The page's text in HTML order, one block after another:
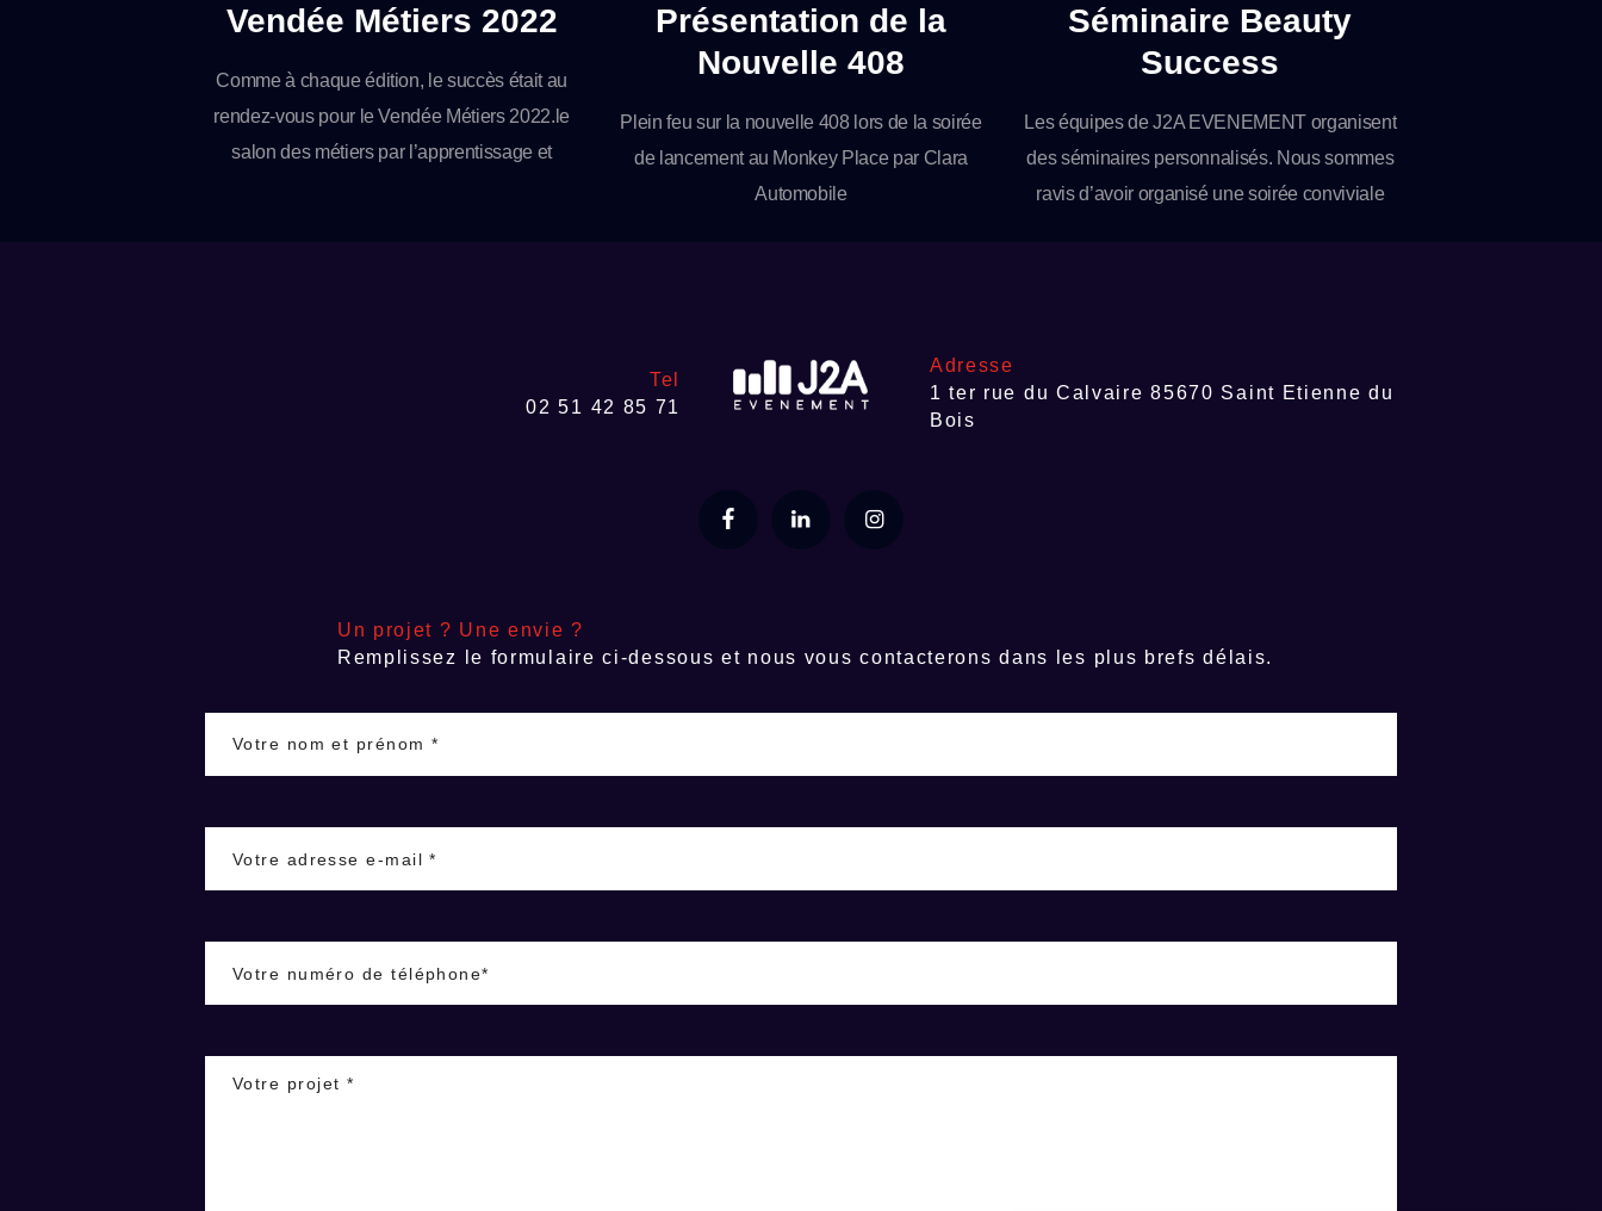
Vendée Métiers 2022
Comme à chaque édition, le succès était au
rendez-vous pour le Vendée Métiers 2022.le
salon des métiers par l’apprentissage et
Présentation de la
Nouvelle 408
Plein feu sur la nouvelle 408 lors de la soirée
de lancement au Monkey Place par Clara
Automobile
Séminaire Beauty
Success
Les équipes de J2A EVENEMENT organisent
des séminaires personnalisés. Nous sommes
ravis d’avoir organisé une soirée conviviale
Tel
02 51 42 85 71
Adresse
1 ter rue du Calvaire 85670 Saint Etienne du
Bois
Un projet ? Une envie ?
Remplissez le formulaire ci-dessous et nous vous contacterons dans les plus brefs délais.